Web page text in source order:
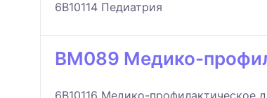
6B10114 Педиатрия
BM089 Медико-